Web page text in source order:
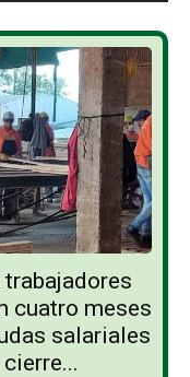
cuatro meses
salariales